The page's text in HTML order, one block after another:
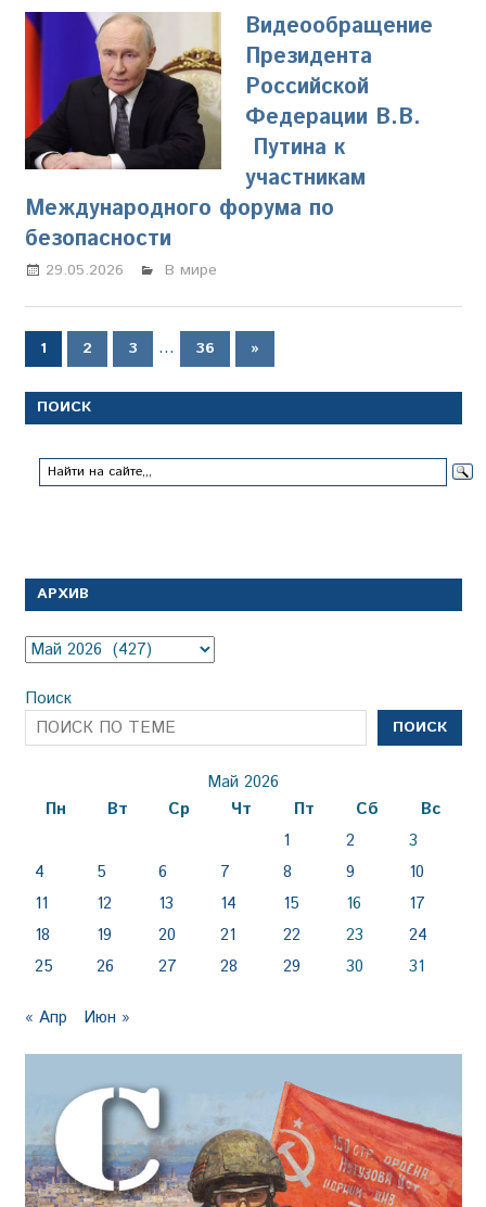
Видеообращение
Президента
Российской
Федерации В.В.
Путина к
участникам
Международного форума по
безопасности
29.05.2026 Марина Щербакова
В мире
Пагинация
1 2 3 … 36
Следующие
записи
»
ПОИСК
АРХИВ
Архив
Поиск
ПОИСК
Май 2026
Пн
Вт Ср Чт Пт Сб
Вс
1
2
3
4
5 6 7 8 9
10
11
12 13 14 15 16
17
18
19 20 21 22 23
24
25
26 27 28 29 30 31
« Апр Июн »